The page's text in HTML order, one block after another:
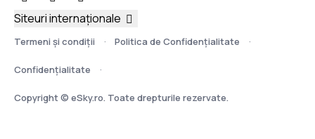
Termeni şi condiţii Politica de Confidențialitate
Confidențialitate
Copyright © eSky.ro. Toate drepturile rezervate.
Siteuri internaționale